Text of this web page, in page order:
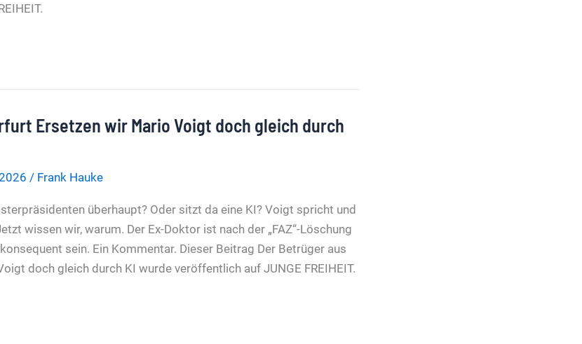
Ersetzen wir Mario Voigt doch gleich durch
/ Frank Hauke
überhaupt? Oder sitzt da eine KI? Voigt spricht und
wissen wir, warum. Der Ex-Doktor ist nach der „FAZ“-Löschung
sein. Ein Kommentar. Dieser Beitrag Der Betrüger aus
doch gleich durch KI wurde veröffentlich auf JUNGE FREIHEIT.